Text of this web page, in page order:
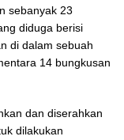
sebanyak 23
diduga berisi
di dalam sebuah
14 bungkusan
dan diserahkan
dilakukan